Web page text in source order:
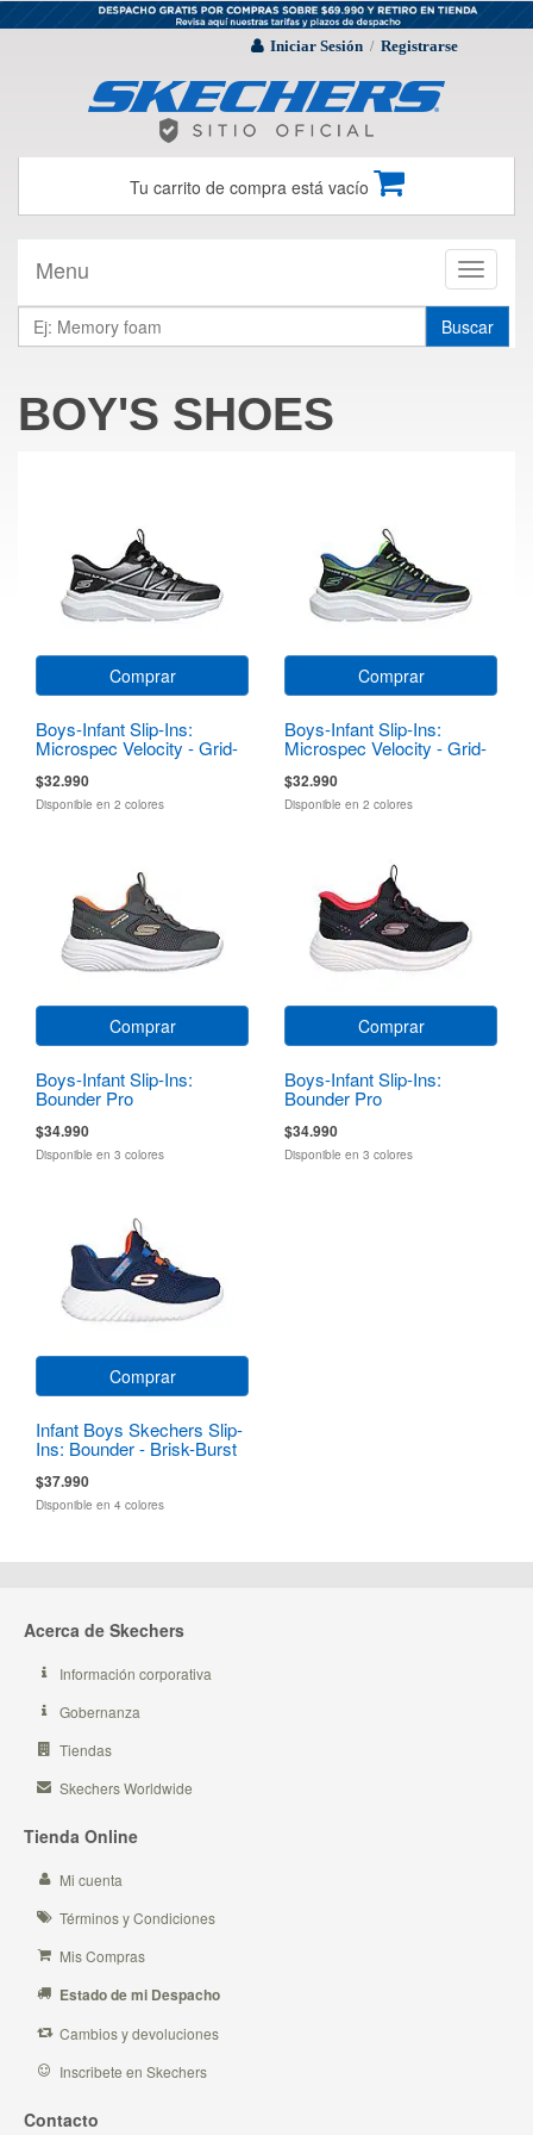
Iniciar Sesión / Registrarse
Tu carrito de compra está vacío
Toggle
Menu
Buscar
BOY'S SHOES
Comprar
Boys-Infant Slip-Ins:
Microspec Velocity - Grid-
$32.990
Disponible en 2 colores
Comprar
Boys-Infant Slip-Ins:
Microspec Velocity - Grid-
$32.990
Disponible en 2 colores
Comprar
Boys-Infant Slip-Ins:
Bounder Pro
$34.990
Disponible en 3 colores
Comprar
Boys-Infant Slip-Ins:
Bounder Pro
$34.990
Disponible en 3 colores
Comprar
Infant Boys Skechers Slip-
Ins: Bounder - Brisk-Burst
$37.990
Disponible en 4 colores
Acerca de Skechers
Información corporativa
Gobernanza
Tiendas
Skechers Worldwide
Tienda Online
Mi cuenta
Términos y Condiciones
Mis Compras
Estado de mi Despacho
Cambios y devoluciones
Inscribete en Skechers
Contacto